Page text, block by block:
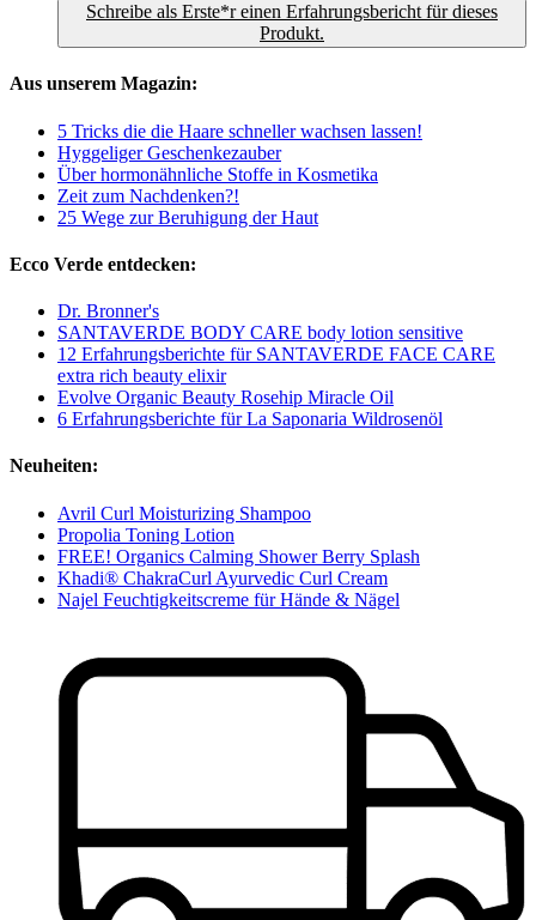
Schreibe als Erste*r einen Erfahrungsbericht für dieses
Produkt.
Aus unserem Magazin:
5 Tricks die die Haare schneller wachsen lassen!
Hyggeliger Geschenkezauber
Über hormonähnliche Stoffe in Kosmetika
Zeit zum Nachdenken?!
25 Wege zur Beruhigung der Haut
Ecco Verde entdecken:
Dr. Bronner's
SANTAVERDE BODY CARE body lotion sensitive
12 Erfahrungsberichte für SANTAVERDE FACE CARE
extra rich beauty elixir
Evolve Organic Beauty Rosehip Miracle Oil
6 Erfahrungsberichte für La Saponaria Wildrosenöl
Neuheiten:
Avril Curl Moisturizing Shampoo
Propolia Toning Lotion
FREE! Organics Calming Shower Berry Splash
Khadi® ChakraCurl Ayurvedic Curl Cream
Najel Feuchtigkeitscreme für Hände & Nägel